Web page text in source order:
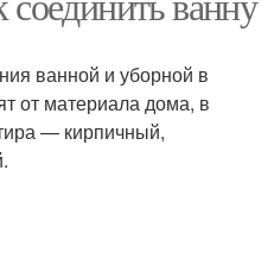
ванной и уборной в
от материала дома, в
— кирпичный,